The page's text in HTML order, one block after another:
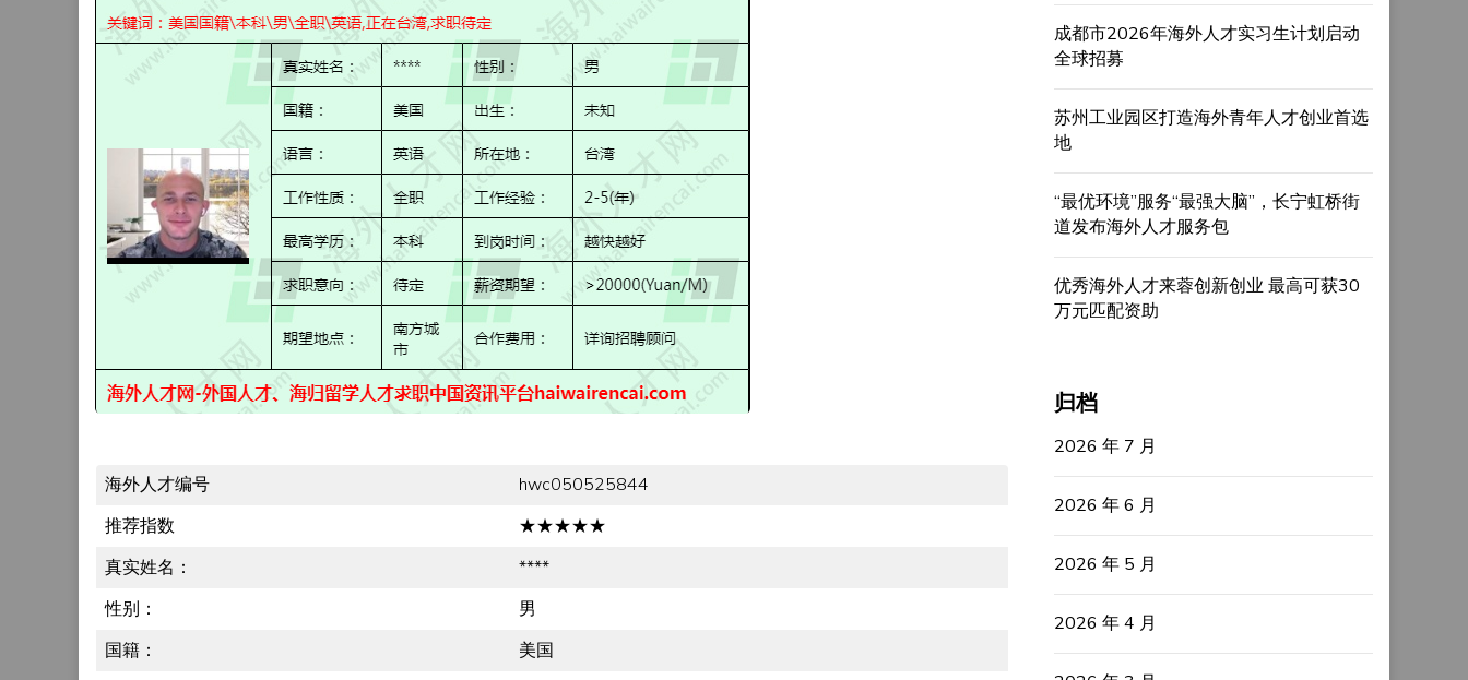
海外人才编号
hwc050525844
推荐指数
★★★★★
真实姓名：
****
性别：
男
国籍：
美国
成都市2026年海外人才实习生计划启动
全球招募
苏州工业园区打造海外青年人才创业首选
地
“最优环境”服务“最强大脑”，长宁虹桥街
道发布海外人才服务包
优秀海外人才来蓉创新创业 最高可获30
万元匹配资助
归档
2026 年 7 月
2026 年 6 月
2026 年 5 月
2026 年 4 月